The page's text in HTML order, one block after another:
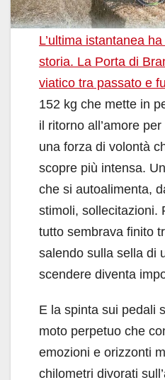
L’ultima istantanea
storia. La Porta di
viatico tra passato e
152 kg che mette in
il ritorno all’amore
una forza di volontà
scopre più intensa.
che si autoalimenta,
stimoli, sollecitazioni.
tutto sembrava finito
salendo sulla sella di
scendere diventa
E la spinta sui pedali
moto perpetuo che
emozioni e orizzonti
chilometri divorati